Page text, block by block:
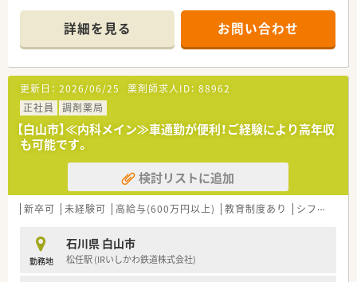
30～40枚の処方箋に対応しています。
■薬剤師2～2.5名体制で業務にあたっており、事務員も複数名在
籍しているため安心して働ける環境です。
【募集背景と求める人物像について】
■欠員補充のため新たな仲間を募集しており、地域医療に貢献し
たい方を歓迎いたします。
■患者様とのコミュニケーションを大切にし、親身に相談に乗れ
る薬剤師の方を求めています。
■経験の有無を問わず、OTC販売にも意欲的に取り組んでいただ
ける方を歓迎いたします。
【職場環境と雰囲気】
■「温かさ」「親切さ」「笑顔」「相談しやすさ」をモットーに、患者
■役職に関係なく自由に意見が言える社風なので、あなたのアイ
デアを積極的に発信できます。
■社員の「こうしたい、あれをやってみたい」という意欲を会社
詳細を見る お問い合わせ
更新日： 2026/06/25 薬剤師求人ID： 88962
正社員
調剤薬局
【白山市】≪内科メイン≫車通勤が便利！ご経験により高年収
も可能です。
検討リストに追加
新卒可 未経験可 高給与(600万円以上) 教育制度あり シフト制
勤務地
石川県 白山市
松任駅 (IRいしかわ鉄道株式会社)